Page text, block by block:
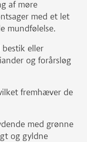
af møre
med et let
mundfølelse.
eller
og forårsløg
fremhæver de
med grønne
og gyldne